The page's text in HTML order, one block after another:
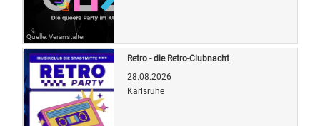
Quelle: Veranstalter
Retro - die Retro-Clubnacht
28.08.2026
Karlsruhe